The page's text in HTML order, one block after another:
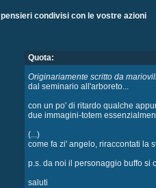
pensieri condivisi con le vostre azioni
Quota:
Originariamente scritto da
dal seminario all'arboreto...
con un po' di ritardo qualche
due immagini-totem
(...)
come fa zi' angelo, riraccontati la
p.s. da noi il personaggio buffo si
saluti